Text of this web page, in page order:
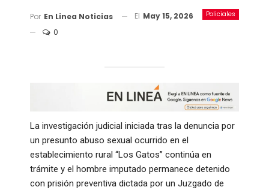
Policiales
Por En Linea Noticias El May 15, 2026
0
La investigación judicial iniciada tras la denuncia por
un presunto abuso sexual ocurrido en el
establecimiento rural “Los Gatos” continúa en
trámite y el hombre imputado permanece detenido
con prisión preventiva dictada por un Juzgado de